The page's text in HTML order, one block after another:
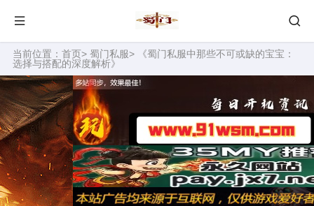
当前位置： 首页> 蜀门私服> 《蜀门私服中那些不可或缺的宝宝：
选择与搭配的深度解析》